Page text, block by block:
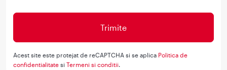
Acest site este protejat de reCAPTCHA si se aplica Politica de
confidentialitate siTermeni si conditii